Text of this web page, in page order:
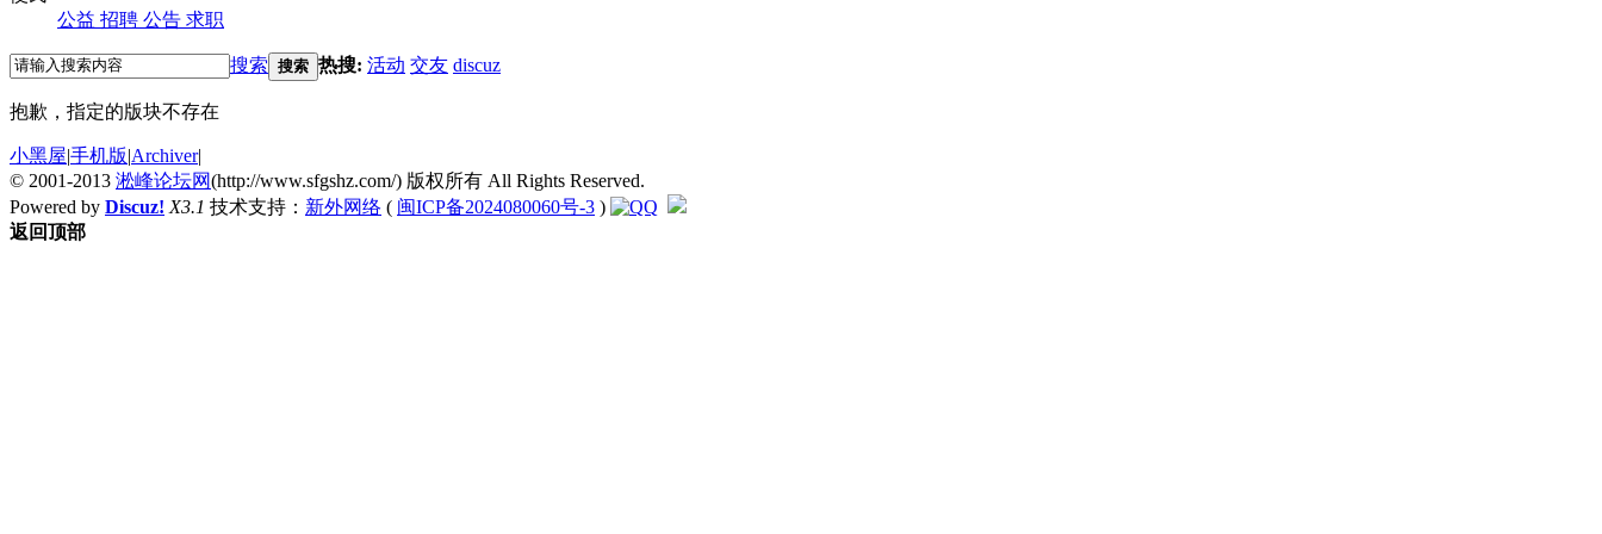
公益 招聘 公告 求职
搜索 搜索 热搜: 活动 交友 discuz
抱歉，指定的版块不存在
小黑屋|手机版|Archiver|
© 2001-2013 淞峰论坛网(http://www.sfgshz.com/) 版权所有 All Rights Reserved.
Powered by Discuz! X3.1 技术支持： 新外网络 ( 闽ICP备2024080060号-3 )
返回顶部